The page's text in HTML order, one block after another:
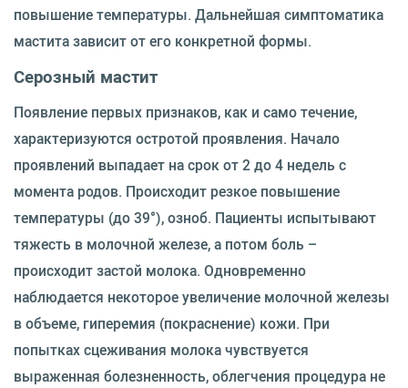
повышение температуры. Дальнейшая симптоматика
мастита зависит от его конкретной формы.
Серозный мастит
Появление первых признаков, как и само течение,
характеризуются остротой проявления. Начало
проявлений выпадает на срок от 2 до 4 недель с
момента родов. Происходит резкое повышение
температуры (до 39°), озноб. Пациенты испытывают
тяжесть в молочной железе, а потом боль –
происходит застой молока. Одновременно
наблюдается некоторое увеличение молочной железы
в объеме, гиперемия (покраснение) кожи. При
попытках сцеживания молока чувствуется
выраженная болезненность, облегчения процедура не